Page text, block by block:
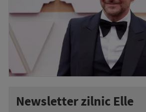
Newsletter zilnic Elle